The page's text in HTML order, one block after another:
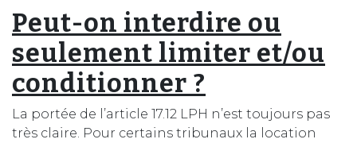
Peut-on interdire ou
seulement limiter et/ou
conditionner ?
La portée de l’article 17.12 LPH n’est toujours pas
très claire. Pour certains tribunaux la location